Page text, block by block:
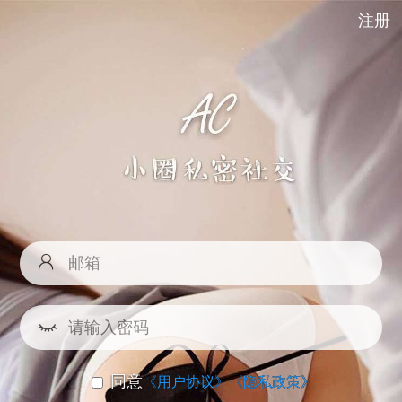
注册
同意《用户协议》《隐私政策》